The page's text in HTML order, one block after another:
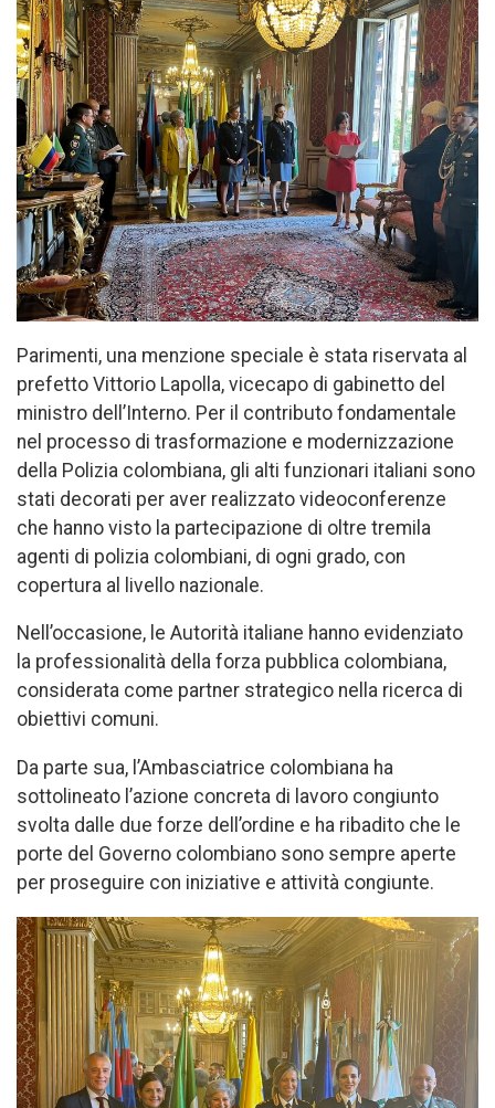
Parimenti, una menzione speciale è stata riservata al
prefetto Vittorio Lapolla, vicecapo di gabinetto del
ministro dell’Interno. Per il contributo fondamentale
nel processo di trasformazione e modernizzazione
della Polizia colombiana, gli alti funzionari italiani sono
stati decorati per aver realizzato videoconferenze
che hanno visto la partecipazione di oltre tremila
agenti di polizia colombiani, di ogni grado, con
copertura al livello nazionale.
Nell’occasione, le Autorità italiane hanno evidenziato
la professionalità della forza pubblica colombiana,
considerata come partner strategico nella ricerca di
obiettivi comuni.
Da parte sua, l’Ambasciatrice colombiana ha
sottolineato l’azione concreta di lavoro congiunto
svolta dalle due forze dell’ordine e ha ribadito che le
porte del Governo colombiano sono sempre aperte
per proseguire con iniziative e attività congiunte.